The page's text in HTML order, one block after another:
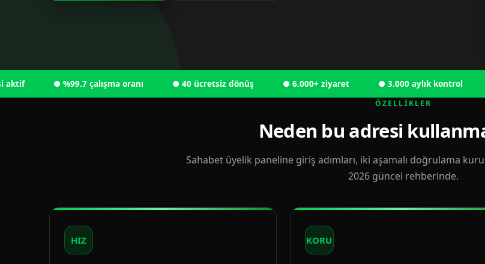
● %99.7 çalışma oranı ● 40 ücretsiz dönüş ● 6.000+ ziyaret ● 3.000 aylık kontrol ●
ÖZELLIKLER
Neden bu adresi
Sahabet üyelik paneline giriş adımları, iki aşamalı doğrulama
2026 güncel rehberinde.
HIZ KORU